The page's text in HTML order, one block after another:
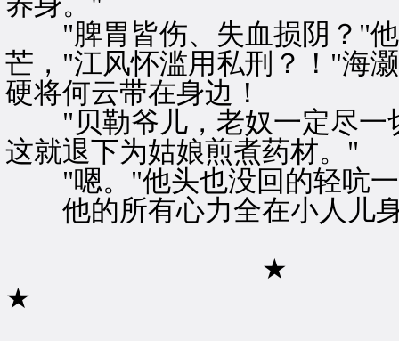
"脾胃皆伤、失血损阴？"他
芒，"江风怀滥用私刑？！"海
硬将何云带在身边！
"贝勒爷儿，老奴一定尽一
这就退下为姑娘煎煮药材。"
"嗯。"他头也没回的轻吭
他的所有心力全在小人儿
★
★